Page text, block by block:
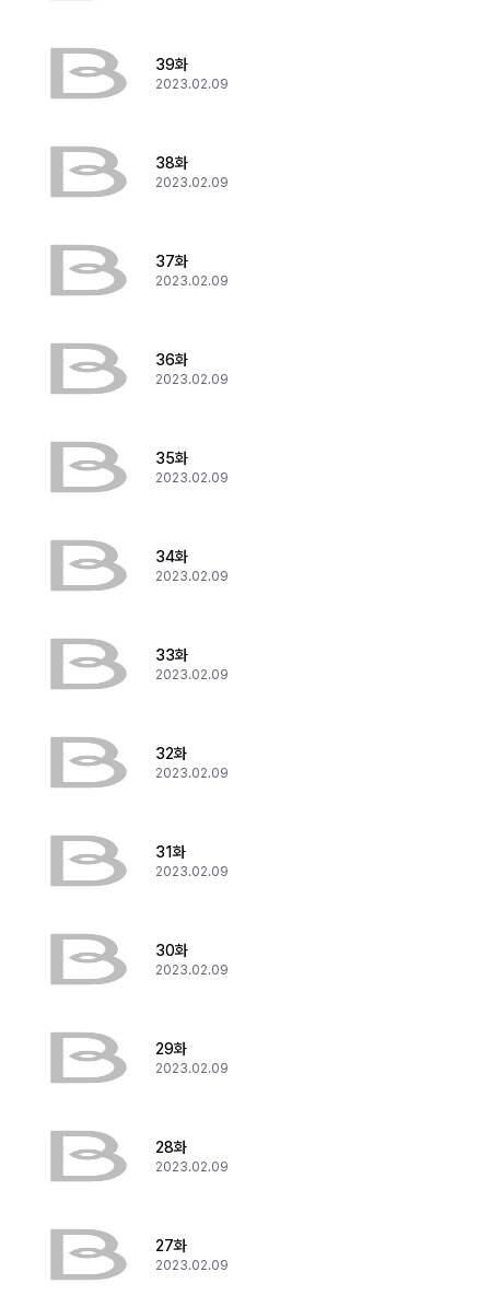
39화
2023.02.09
38화
2023.02.09
37화
2023.02.09
36화
2023.02.09
35화
2023.02.09
34화
2023.02.09
33화
2023.02.09
32화
2023.02.09
31화
2023.02.09
30화
2023.02.09
29화
2023.02.09
28화
2023.02.09
27화
2023.02.09